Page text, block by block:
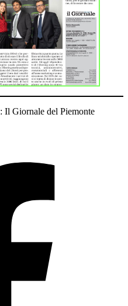
: Il Giornale del Piemonte